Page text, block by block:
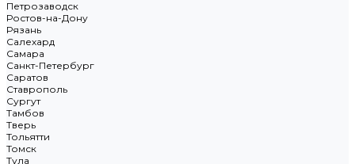
Петрозаводск
Ростов-на-Дону
Рязань
Салехард
Самара
Санкт-Петербург
Саратов
Ставрополь
Сургут
Тамбов
Тверь
Тольятти
Томск
Тула